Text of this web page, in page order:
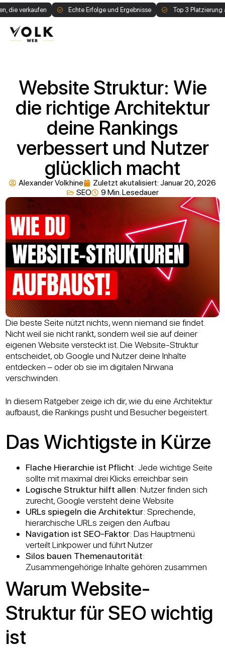
Echte Erfolge und Ergebnisse Top 3 Platzierung auf
Website Struktur: Wie
die richtige Architektur
deine Rankings
verbessert und Nutzer
glücklich macht
Alexander Volkhine Zuletzt akutalisiert: Januar 20, 2026
SEO
9 Min. Lesedauer
Die beste Seite nützt nichts, wenn niemand sie findet.
Nicht weil sie nicht rankt, sondern weil sie auf deiner
eigenen Website versteckt ist. Die Website-Struktur
entscheidet, ob Google und Nutzer deine Inhalte
entdecken – oder ob sie im digitalen Nirwana
verschwinden.
In diesem Ratgeber zeige ich dir, wie du eine Architektur
aufbaust, die Rankings pusht und Besucher begeistert.
Das Wichtigste in Kürze
Flache Hierarchie ist Pflicht: Jede wichtige Seite
sollte mit maximal drei Klicks erreichbar sein
Logische Struktur hilft allen: Nutzer finden sich
zurecht, Google versteht deine Website
URLs spiegeln die Architektur: Sprechende,
hierarchische URLs zeigen den Aufbau
Navigation ist SEO-Faktor: Das Hauptmenü
verteilt Linkpower und führt Nutzer
Silos bauen Themenautorität:
Zusammengehörige Inhalte gehören zusammen
Warum Website-
Struktur für SEO wichtig
ist